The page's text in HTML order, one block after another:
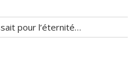
pour l’éternité…